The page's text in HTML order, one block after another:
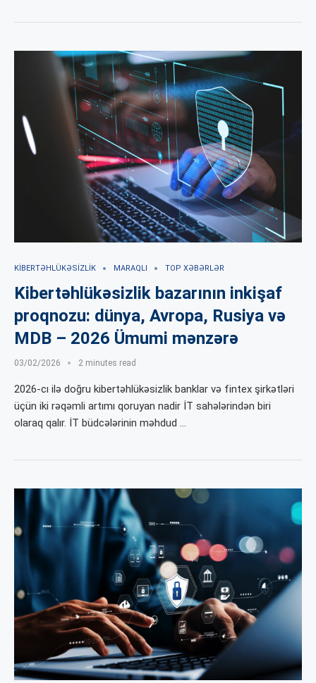
KIBERTƏHLÜKƏSIZLIK MARAQLI TOP XƏBƏRLƏR
Kiber­təhlükəsizlik bazarının inkişaf
proqnozu: dünya, Avropa, Rusiya və
MDB – 2026 Ümumi mənzərə
03/02/2026 2 minutes read
2026-cı ilə doğru kiber­təhlükəsizlik banklar və fintex şirkətləri
üçün iki rəqəmli artımı qoruyan nadir İT sahələrindən biri
olaraq qalır. İT büdcələrinin məhdud …